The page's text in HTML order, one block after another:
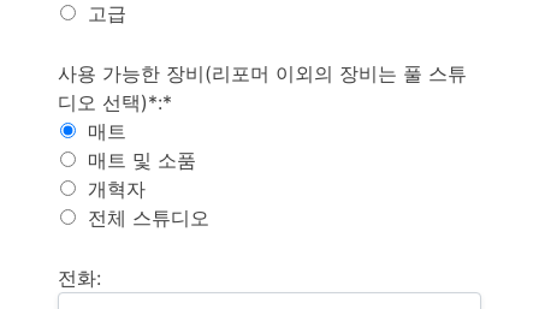
고급
이용 가능한 장비 (리포머 이외의 장비를 이용하려면 ‘
사용 가능한 장비(리포머 이외의 장비는 풀 스튜
디오 선택)*:*
매트
매트 및 소품
개혁자
전체 스튜디오
전화: